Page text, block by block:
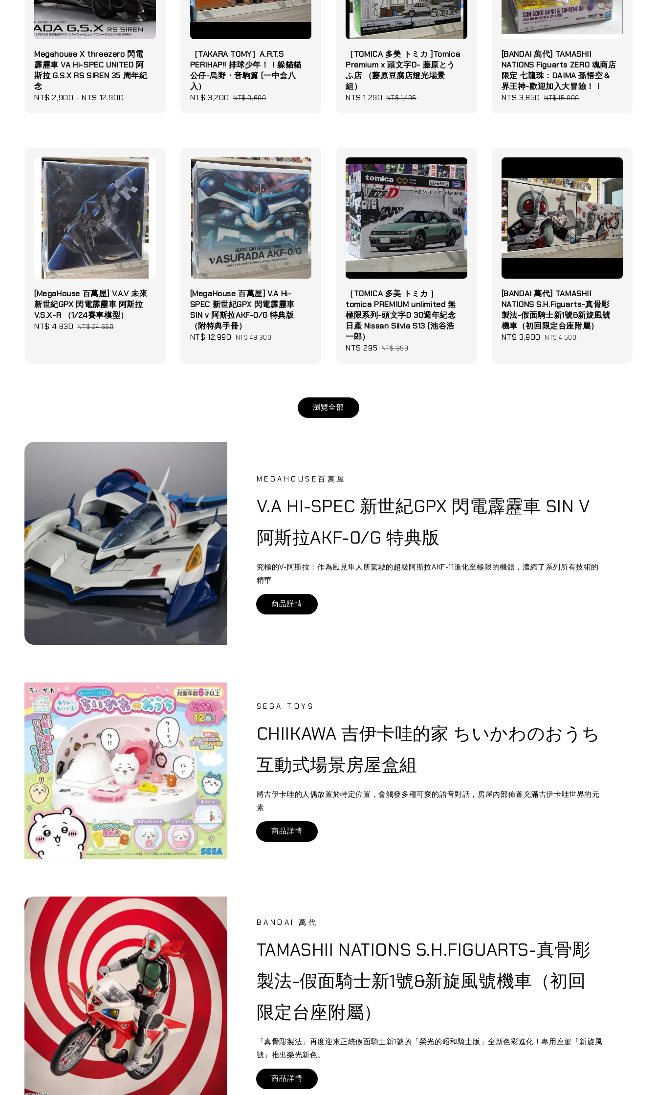
Megahouse X threezero 閃電
霹靂車 VA Hi-SPEC UNITED 阿
斯拉 G.S.X RS SIREN 35 周年紀
念
Regular
NT$ 2,900 -NT$ 12,900
［TAKARA TOMY］A.R.T.S
PERIHAP!! 排球少年！！躲貓貓
公仔-烏野・音駒篇 (一中盒八
入）
Sale
NT$ 3,200 Regular
NT$ 3,600
［TOMICA 多美 トミカ ]Tomica
Premium x 頭文字D- 藤原とう
ふ店 （藤原豆腐店燈光場景
組）
Sale
NT$ 1,290 Regular
NT$ 1,495
[BANDAI 萬代] TAMASHII
NATIONS Figuarts ZERO 魂商店
限定 七龍珠：DAIMA 孫悟空＆
界王神-歡迎加入大冒險！！
Sale
NT$ 3,850 Regular
NT$ 15,000
[MegaHouse 百萬屋] V.A.V 未來
新世紀GPX 閃電霹靂車 阿斯拉
V.S.X-R （1/24賽車模型）
Sale
NT$ 4,830 Regular
NT$ 24,550
[MegaHouse 百萬屋] V.A Hi-
SPEC 新世紀GPX 閃電霹靂車
SIN v 阿斯拉AKF-0/G 特典版
（附特典手冊）
Sale
NT$ 12,990 Regular
NT$ 49,300
［TOMICA 多美 トミカ ］
tomica PREMIUM unlimited 無
極限系列-頭文字D 30週年紀念
日產 Nissan Silvia S13 (池谷浩
一郎）
Sale
NT$ 295 Regular
NT$ 350
[BANDAI 萬代] TAMASHII
NATIONS S.H.Figuarts-真骨彫
製法-假面騎士新1號&新旋風號
機車（初回限定台座附屬）
Sale
NT$ 3,900 Regular
NT$ 4,500
瀏覽全部
MEGAHOUSE百萬屋
V.A HI-SPEC 新世紀GPX 閃電霹靂車 SIN V
阿斯拉AKF-0/G 特典版
究極的V-阿斯拉：作為風見隼人所駕駛的超級阿斯拉AKF-11進化至極限的機體，濃縮了系列所有技術的
精華
商品詳情
SEGA TOYS
CHIIKAWA 吉伊卡哇的家 ちいかわのおうち
互動式場景房屋盒組
將吉伊卡哇的人偶放置於特定位置，會觸發多種可愛的語音對話，房屋內部佈置充滿吉伊卡哇世界的元
素
商品詳情
BANDAI 萬代
TAMASHII NATIONS S.H.FIGUARTS-真骨彫
製法-假面騎士新1號&新旋風號機車（初回
限定台座附屬）
「真骨彫製法」再度迎來正統假面騎士新1號的「榮光的昭和騎士版」全新色彩進化！專用座駕「新旋風
號」推出榮光新色。
商品詳情